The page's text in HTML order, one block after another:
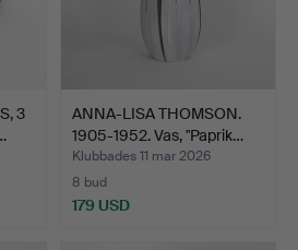
3
ANNA-LISA THOMSON.
1905-1952. Vas, "Paprik…
Klubbades 11 mar 2026
8 bud
179 USD